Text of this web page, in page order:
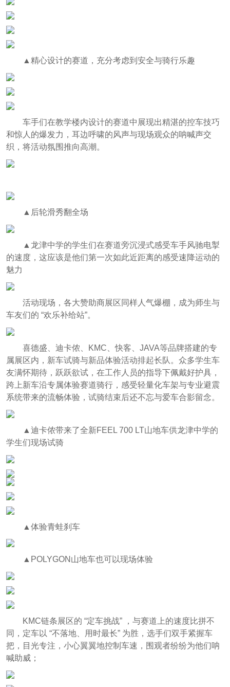
▲精心设计的赛道，充分考虑到安全与骑行乐趣
车手们在教学楼内设计的赛道中展现出精湛的控车技巧
和惊人的爆发力，耳边呼啸的风声与现场观众的呐喊声交
织，将活动氛围推向高潮。
▲后轮滑秀翻全场
▲龙津中学的学生们在赛道旁沉浸式感受车手风驰电掣
的速度，这应该是他们第一次如此近距离的感受速降运动的
魅力
活动现场，各大赞助商展区同样人气爆棚，成为师生与
车友们的 “欢乐补给站”。
喜德盛、迪卡侬、KMC、快客、JAVA等品牌搭建的专
属展区内，新车试骑与新品体验活动排起长队。众多学生车
友满怀期待，跃跃欲试，在工作人员的指导下佩戴好护具，
跨上新车沿专属体验赛道骑行，感受轻量化车架与专业避震
系统带来的流畅体验，试骑结束后还不忘与爱车合影留念。
▲迪卡侬带来了全新FEEL 700 LT山地车供龙津中学的
学生们现场试骑
▲体验青蛙刹车
▲POLYGON山地车也可以现场体验
KMC链条展区的 “定车挑战” ，与赛道上的速度比拼不
同，定车以 “不落地、用时最长” 为胜，选手们双手紧握车
把，目光专注，小心翼翼地控制车速，围观者纷纷为他们呐
喊助威；